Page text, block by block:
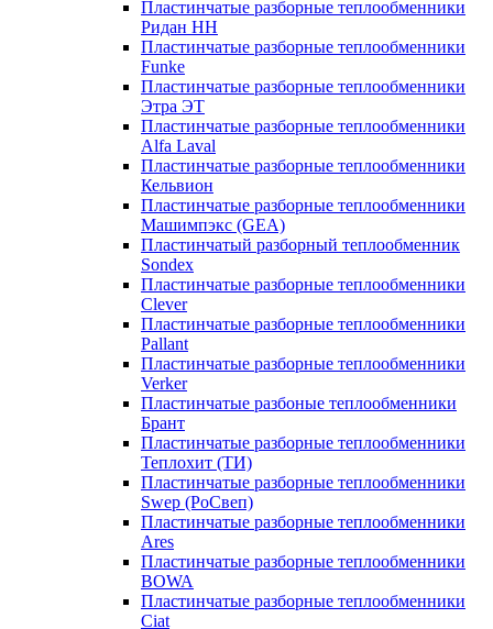
Пластинчатые разборные теплообменники
Ридан НН
Пластинчатые разборные теплообменники
Funke
Пластинчатые разборные теплообменники
Этра ЭТ
Пластинчатые разборные теплообменники
Alfa Laval
Пластинчатые разборные теплообменники
Кельвион
Пластинчатые разборные теплообменники
Машимпэкс (GEA)
Пластинчатый разборный теплообменник
Sondex
Пластинчатые разборные теплообменники
Clever
Пластинчатые разборные теплообменники
Pallant
Пластинчатые разборные теплообменники
Verker
Пластинчатые разбоные теплообменники
Брант
Пластинчатые разборные теплообменники
Теплохит (ТИ)
Пластинчатые разборные теплообменники
Swep (РоСвеп)
Пластинчатые разборные теплообменники
Ares
Пластинчатые разборные теплообменники
BOWA
Пластинчатые разборные теплообменники
Ciat